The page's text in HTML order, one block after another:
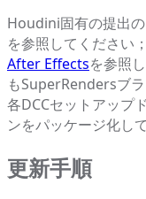
Houdini固有の提出
を参照してください
After Effectsを参照
もSuperRendersブ
各DCCセットアップ
ンをパッケージ化し
更新手順